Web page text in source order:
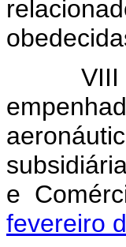
VIII - A
e
fevereiro